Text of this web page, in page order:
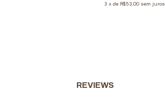
3 x de R$53,00 sem juros
REVIEWS